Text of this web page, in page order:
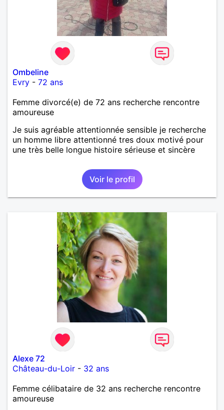
Ombeline
Evry - 72 ans
Femme divorcé(e) de 72 ans recherche rencontre
amoureuse
Je suis agréable attentionnée sensible je recherche
un homme libre attentionné tres doux motivé pour
une très belle longue histoire sérieuse et sincère
Voir le profil
Alexe 72
Château-du-Loir - 32 ans
Femme célibataire de 32 ans recherche rencontre
amoureuse